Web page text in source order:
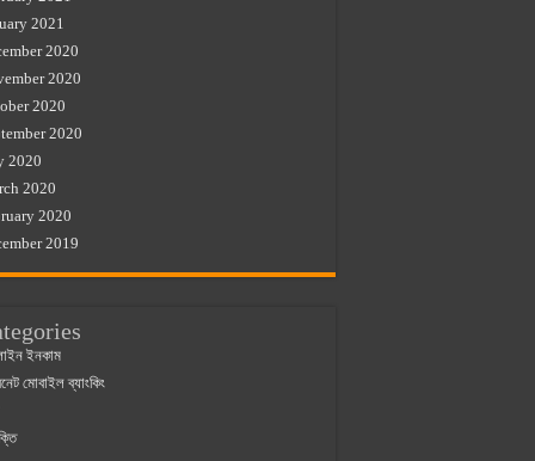
2021
2020
2020
2020
2020
2020
2020
2020
2019
ইনকাম
মোবাইল ব্যাংকিং